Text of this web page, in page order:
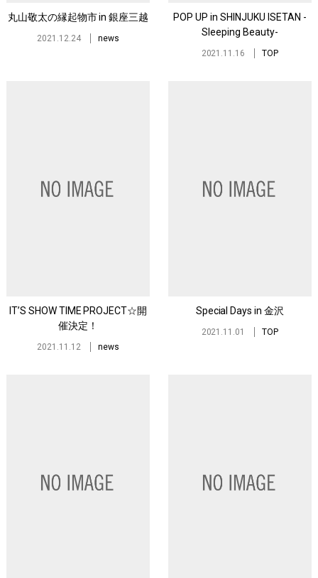
丸山敬太の縁起物市 in 銀座三越
2021.12.24 news
POP UP in SHINJUKU ISETAN -
Sleeping Beauty-
2021.11.16 TOP
ITʼS SHOW TIME PROJECT☆開
催決定！
2021.11.12 news
Special Days in 金沢
2021.11.01 TOP